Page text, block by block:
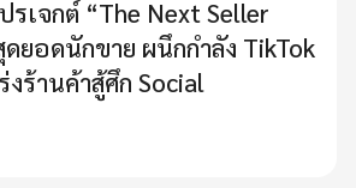
เจกต์ “The Next Seller
ยอดนักขาย ผนึกกำลัง TikTok
งร้านค้าสู้ศึก Social